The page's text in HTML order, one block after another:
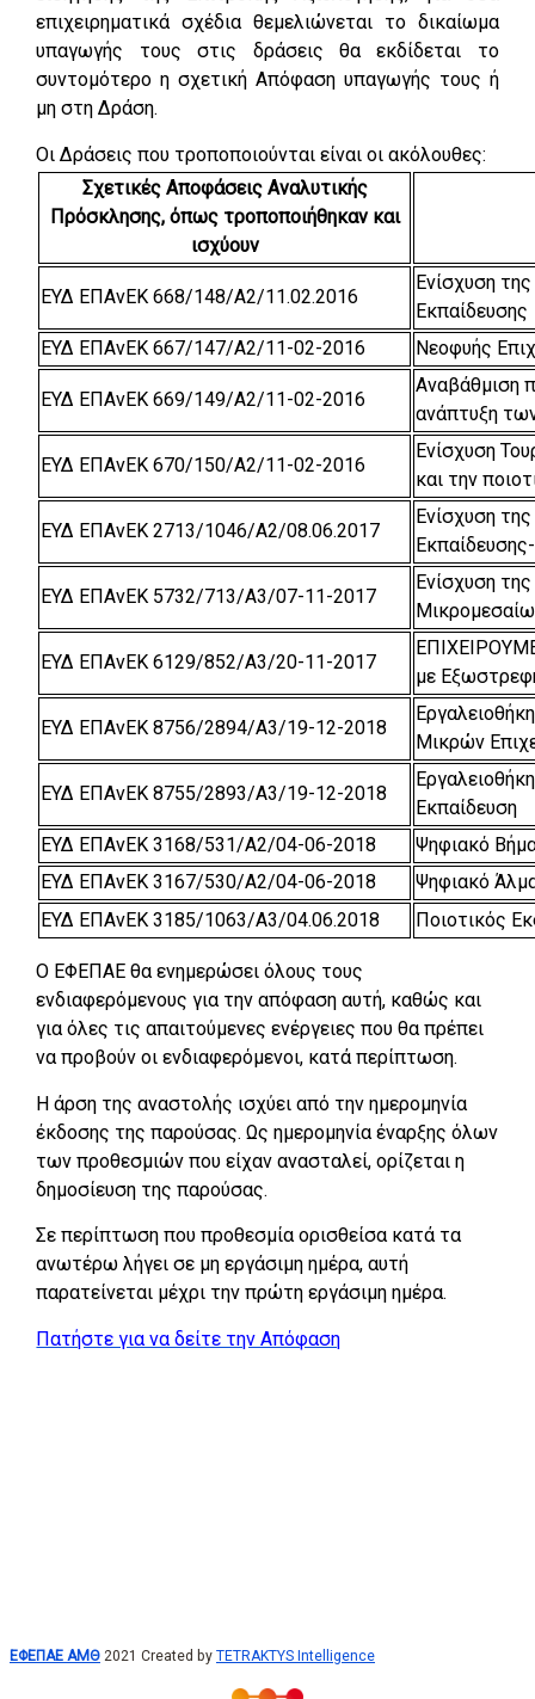
επιχειρηματικά σχέδια θεμελιώνεται το δικαίωμα
υπαγωγής τους στις δράσεις θα εκδίδεται το
συντομότερο η σχετική Απόφαση υπαγωγής τους ή
μη στη Δράση.
Οι Δράσεις που τροποποιούνται είναι οι ακόλουθες:
Σχετικές Αποφάσεις Αναλυτικής
Πρόσκλησης, όπως τροποποιήθηκαν και
ισχύουν
ΕΥΔ ΕΠΑνΕΚ 668/148/Α2/11.02.2016
Ενίσχυση
Εκπαίδευσης
ΕΥΔ ΕΠΑνΕΚ 667/147/Α2/11-02-2016
Νεοφυής
ΕΥΔ ΕΠΑνΕΚ 669/149/Α2/11-02-2016
Αναβάθμιση
ανάπτυξη
ΕΥΔ ΕΠΑνΕΚ 670/150/Α2/11-02-2016
Ενίσχυση
και την
ΕΥΔ ΕΠΑνΕΚ 2713/1046/A2/08.06.2017
Ενίσχυση
ΕΥΔ ΕΠΑνΕΚ 5732/713/Α3/07-11-2017
Ενίσχυση
ΕΥΔ ΕΠΑνΕΚ 6129/852/Α3/20-11-2017
με
ΕΥΔ ΕΠΑνΕΚ 8756/2894/Α3/19-12-2018
Μικρών
ΕΥΔ ΕΠΑνΕΚ 8755/2893/Α3/19-12-2018
Εκπαίδευση
ΕΥΔ ΕΠΑνΕΚ 3168/531/Α2/04-06-2018
Ψηφιακό
ΕΥΔ ΕΠΑνΕΚ 3167/530/Α2/04-06-2018
Ψηφιακό
ΕΥΔ ΕΠΑνΕΚ 3185/1063/Α3/04.06.2018
Ποιοτικός
Ο ΕΦΕΠΑΕ θα ενημερώσει όλους τους
ενδιαφερόμενους για την απόφαση αυτή, καθώς και
για όλες τις απαιτούμενες ενέργειες που θα πρέπει
να προβούν οι ενδιαφερόμενοι, κατά περίπτωση.
Η άρση της αναστολής ισχύει από την ημερομηνία
έκδοσης της παρούσας. Ως ημερομηνία έναρξης όλων
των προθεσμιών που είχαν ανασταλεί, ορίζεται η
δημοσίευση της παρούσας.
Σε περίπτωση που προθεσμία ορισθείσα κατά τα
ανωτέρω λήγει σε μη εργάσιμη ημέρα, αυτή
παρατείνεται μέχρι την πρώτη εργάσιμη ημέρα.
Πατήστε για να δείτε την Απόφαση
ΕΦΕΠΑΕ ΑΜΘ 2021 Created by TETRAKTYS Intelligence